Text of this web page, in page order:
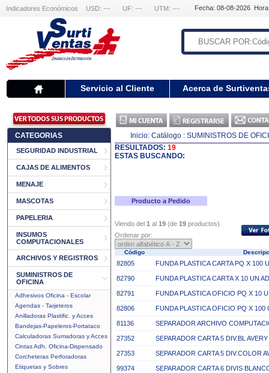
Indicadores Económicos USD: --- UF: --- UTM: --- Fecha: 08-08-2026
Servicio al Cliente Acerca de
CATEGORIAS
SEGURIDAD INDUSTRIAL
CAJAS DE ALIMENTOS
MENAJE
MASCOTAS
PAPELERIA
INSUMOS
COMPUTACIONALES
ARCHIVOS Y REGISTROS
SUMINISTROS DE
OFICINA
Adhesivos Oficina - Escolar
Agendas - Tarjeteros
Anilladoras Plastific. y Acces
Bandejas-Papeleros-Portataco
Calculadoras Sumadoras y Acces
Cintas Adh. Oficina-Dispensado
Corcheteras Perforadoras
Etiquetas y Sobres
Inicio: Catálogo : SUMINISTROS DE
RESULTADOS: 19
ESTAS BUSCANDO:
Producto a Pedido
Viendo del 1 al 19 (de 19 productos)
Ordenar por:
Código
82805 FUNDA PLASTICA CARTA PQ X 100
82790 FUNDA PLASTICA CARTA X 10 UN
82791 FUNDA PLASTICA OFICIO PQ X 10
82806 FUNDA PLASTICA OFICIO PQ X 100
81136 SEPARADOR ARCHIVO
27352 SEPARADOR CARTA 5 DIV.BL
27353 SEPARADOR CARTA 5 DIV.COLOR
99374 SEPARADOR CARTA 6 DIVIS